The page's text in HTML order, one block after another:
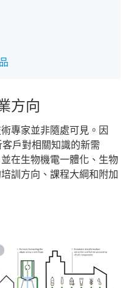
方向
專家並非隨處可見。因
戶對相關知識的新需
在生物機電一體化、生物
訓方向、課程大綱和附加